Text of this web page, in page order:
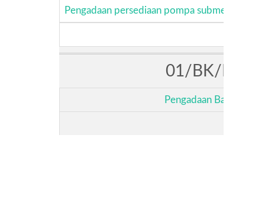
Pengadaan persediaan pompa submersible
01/BK/
Pengadaan Bahan